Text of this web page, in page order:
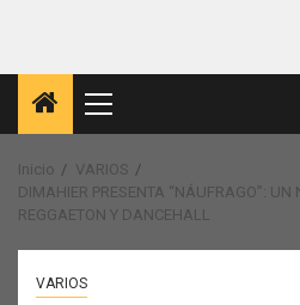
Menú
principal
Inicio
VARIOS
DIMAHIER PRESENTA “NÁUFRAGO”: UN
REGGAETON Y DANCEHALL
VARIOS